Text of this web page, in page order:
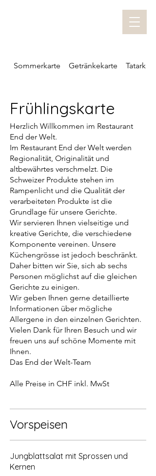
Sommerkarte Getränkekarte Tatarkarte
Frühlingskarte
Herzlich Willkommen im Restaurant
End der Welt.
Im Restaurant End der Welt werden
Regionalität, Originalität und
altbewährtes verschmelzt. Die
Schweizer Produkte stehen im
Rampenlicht und die Qualität der
verarbeiteten Produkte ist die
Grundlage für unsere Gerichte.
Wir servieren Ihnen vielseitige und
kreative Gerichte, die verschiedene
Komponente vereinen. Unsere
Küchengrösse ist jedoch beschränkt.
Daher bitten wir Sie, sich ab sechs
Personen möglichst auf die gleichen
Gerichte zu einigen.
Wir geben Ihnen gerne detaillierte
Informationen über mögliche
Allergene in den einzelnen Gerichten.
Vielen Dank für Ihren Besuch und wir
freuen uns auf schöne Momente mit
Ihnen.
Das End der Welt-Team
Alle Preise in CHF inkl. MwSt
Vorspeisen
Jungblattsalat mit Sprossen und
Kernen